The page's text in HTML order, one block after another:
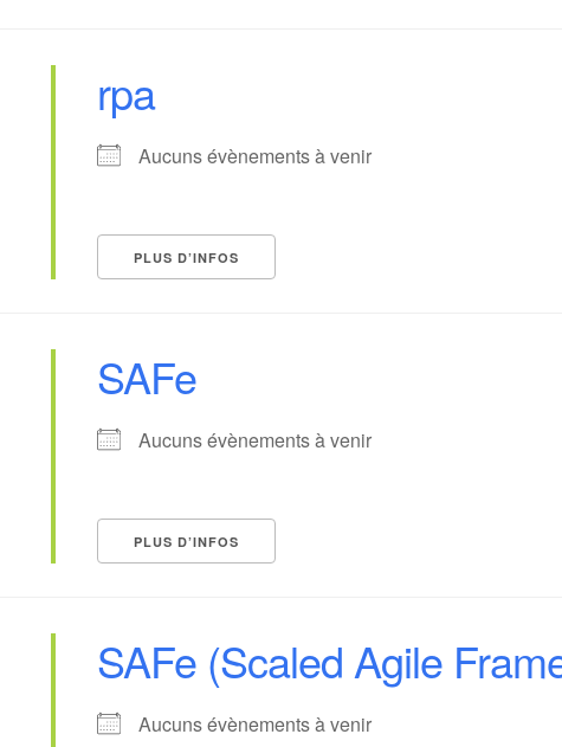
rpa
Aucuns évènements à venir
PLUS D’INFOS
SAFe
Aucuns évènements à venir
PLUS D’INFOS
SAFe (Scaled Agile
Aucuns évènements à venir